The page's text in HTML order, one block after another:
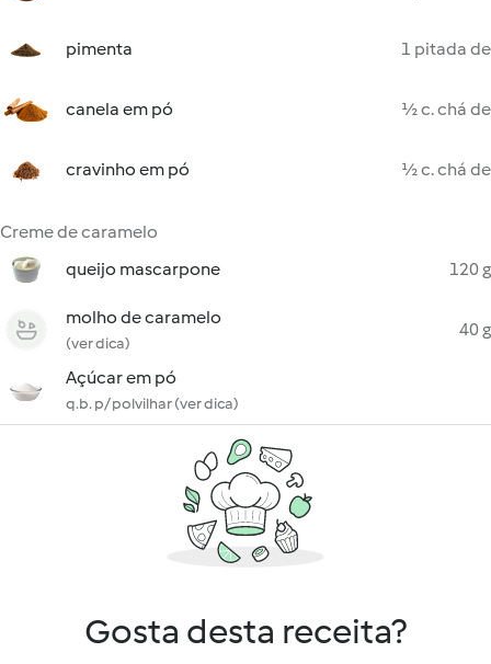
pimenta 1 pitada de
canela em pó ½ c. chá de
cravinho em pó ½ c. chá de
Creme de caramelo
queijo mascarpone
120 g
molho de caramelo
(ver dica)
40 g
Açúcar em pó
q.b. p/ polvilhar (ver dica)
Gosta desta receita?